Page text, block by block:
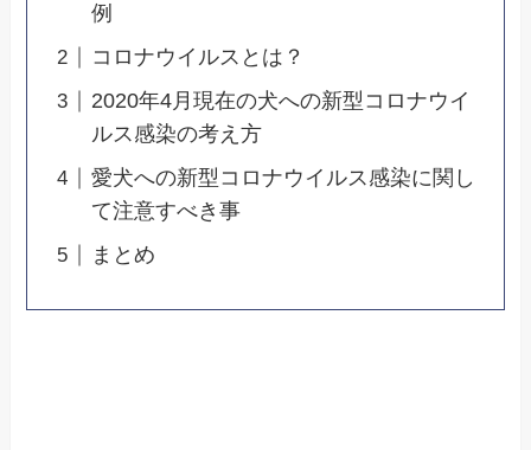
例
コロナウイルスとは？
2020年4月現在の犬への新型コロナウイ
ルス感染の考え方
愛犬への新型コロナウイルス感染に関し
て注意すべき事
まとめ